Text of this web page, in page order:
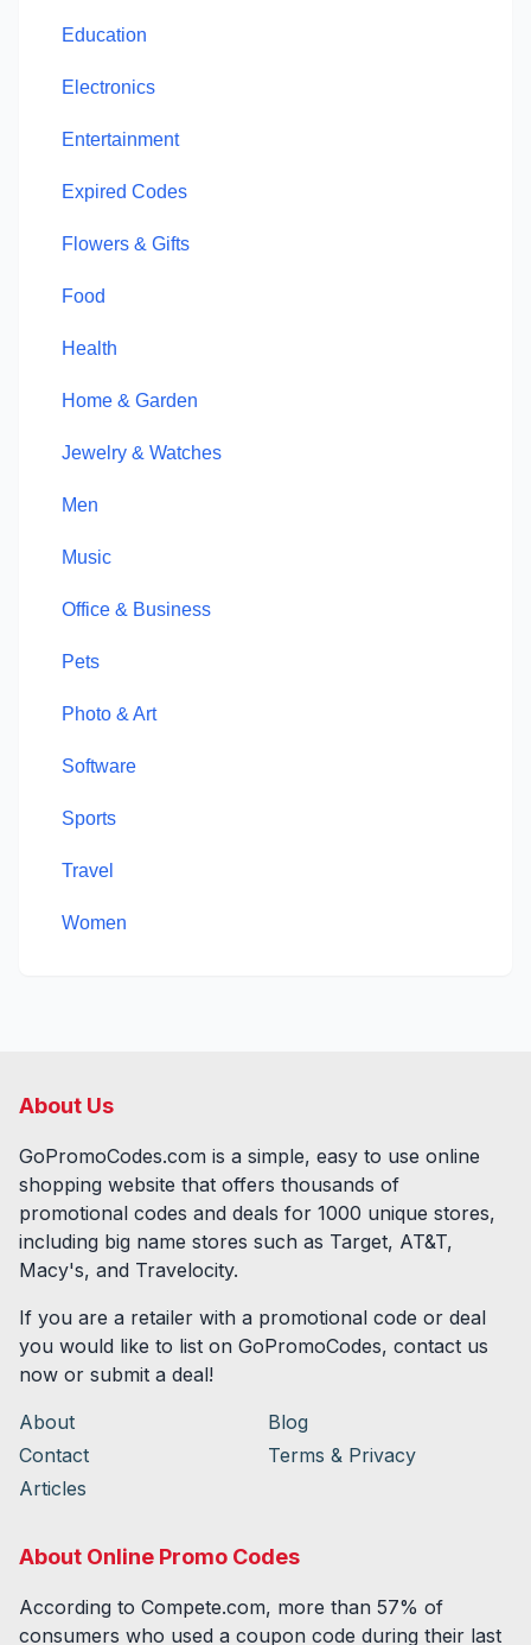
Education
Electronics
Entertainment
Expired Codes
Flowers & Gifts
Food
Health
Home & Garden
Jewelry & Watches
Men
Music
Office & Business
Pets
Photo & Art
Software
Sports
Travel
Women
About Us
GoPromoCodes.com is a simple, easy to use online
shopping website that offers thousands of
promotional codes and deals for 1000 unique stores,
including big name stores such as Target, AT&T,
Macy's, and Travelocity.
If you are a retailer with a promotional code or deal
you would like to list on GoPromoCodes, contact us
now or submit a deal!
About
Blog
Contact
Terms & Privacy
Articles
About Online Promo Codes
According to Compete.com, more than 57% of
consumers who used a coupon code during their last